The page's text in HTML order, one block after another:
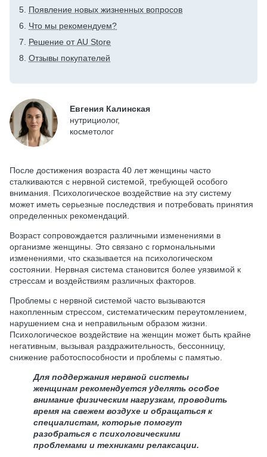
Появление новых жизненных вопросов
Что мы рекомендуем?
Решение от AU Store
Отзывы покупателей
Евгения Калинская
нутрициолог,
косметолог
После достижения возраста 40 лет женщины часто
сталкиваются с нервной системой, требующей особого
внимания. Психологическое воздействие на эту систему
может иметь серьезные последствия и потребовать принятия
определенных рекомендаций.
Возраст сопровождается различными изменениями в
организме женщины. Это связано с гормональными
изменениями, что сказывается на психологическом
состоянии. Нервная система становится более уязвимой к
стрессам и воздействиям различных факторов.
Проблемы с нервной системой часто вызываются
накопленным стрессом, систематическим переутомлением,
нарушением сна и неправильным образом жизни.
Психологическое воздействие на женщин может быть крайне
негативным, вызывая раздражительность, бессонницу,
снижение работоспособности и проблемы с памятью.
Для поддержания нервной системы
женщинам рекомендуется уделять особое
внимание физическим нагрузкам, проводить
время на свежем воздухе и обращаться к
специалистам, которые помогут
разобраться с психологическими
проблемами и техниками релаксации.